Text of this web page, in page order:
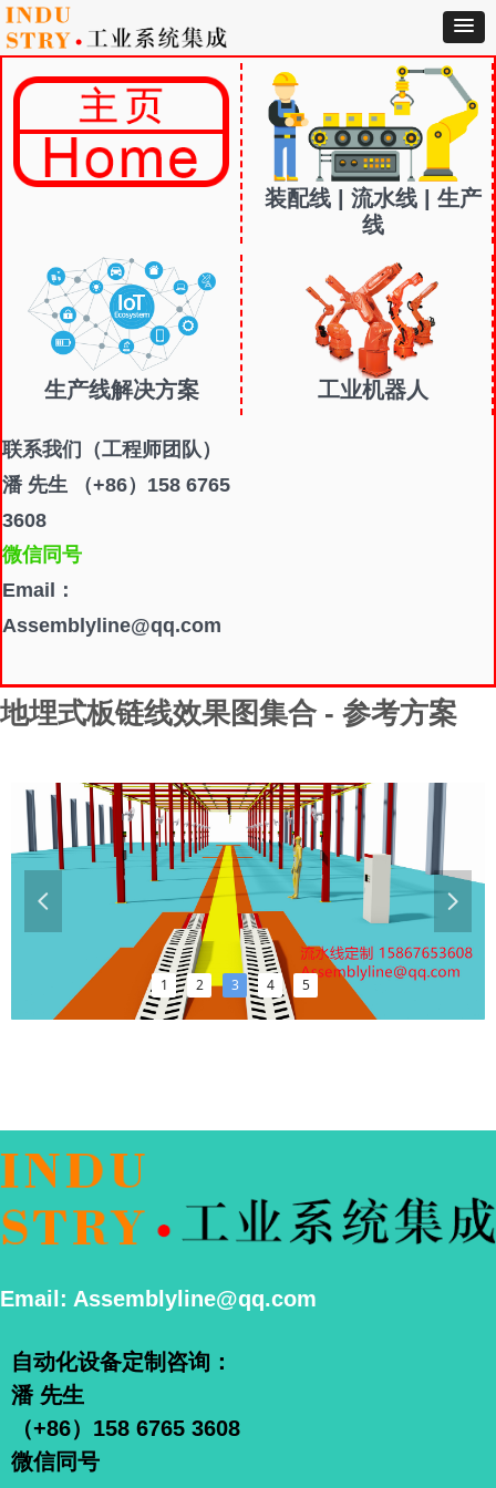
装配线 | 流水线 | 生产
线
生产线解决方案 工业机器人
联系我们
（工程师团队）
潘 先生 （+86）158 6765
3608
微信同号
Email：
Assemblyline@qq.com
地埋式板链线效果图集合 - 参考方案
1 2 3 4 5
넳 넲
自动化设备定制咨询：
潘 先生
（+86）158 6765 3608
微信同号
Email: Assemblyline@qq.com